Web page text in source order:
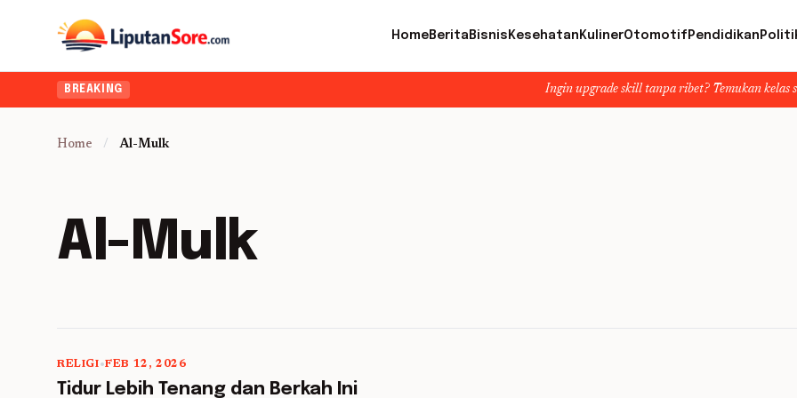
HomeBerita Bisnis Kesehatan KulinerOtomotif Pendidikan
BREAKING Ingin upgrade skill tanpa ribet? Temukan kelas seru dan
Home / Al-Mulk
Al-Mulk
5 min read
RELIGI•FEB 12, 2026
Tidur Lebih Tenang dan Berkah Ini